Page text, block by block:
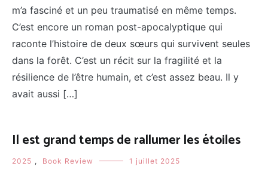
m’a fasciné et un peu traumatisé en même temps.
C’est encore un roman post-apocalyptique qui
raconte l’histoire de deux sœurs qui survivent seules
dans la forêt. C’est un récit sur la fragilité et la
résilience de l’être humain, et c’est assez beau. Il y
avait aussi […]
Il est grand temps de rallumer les étoiles
2025 , Book Review 1 juillet 2025